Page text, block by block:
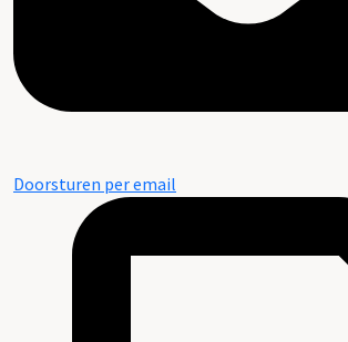
Doorsturen per email